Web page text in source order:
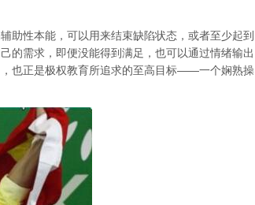
助性本能，可以用来结束缺陷状态，或者至少起到
的需求，即便没能得到满足，也可以通过情绪输出
也正是极权教育所追求的至高目标——一个娴熟操